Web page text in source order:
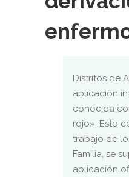
Distritos de
aplicación
conocida
rojo». Esto
trabajo de
Familia, se
aplicación